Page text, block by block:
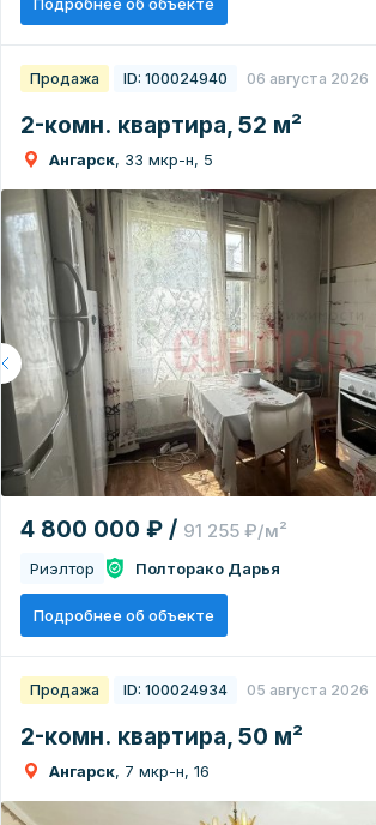
Продажа ID: 100024940 06 августа 2026
2-комн. квартира, 52 м²
Ангарск, 33 мкр-н, 5
4 800 000 ₽ / 91 255 ₽/м²
Риэлтор Полторако Дарья
Подробнее об объекте
Продажа ID: 100024934 05 августа 2026
2-комн. квартира, 50 м²
Ангарск, 7 мкр-н, 16